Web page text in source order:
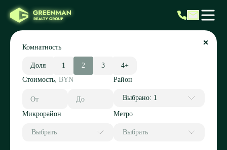
Комнатность
Доля 1 2 3
4+
Стоимость, BYN Район
Выбрано: 1
Микрорайон
Выбрать
Метро
Выбрать